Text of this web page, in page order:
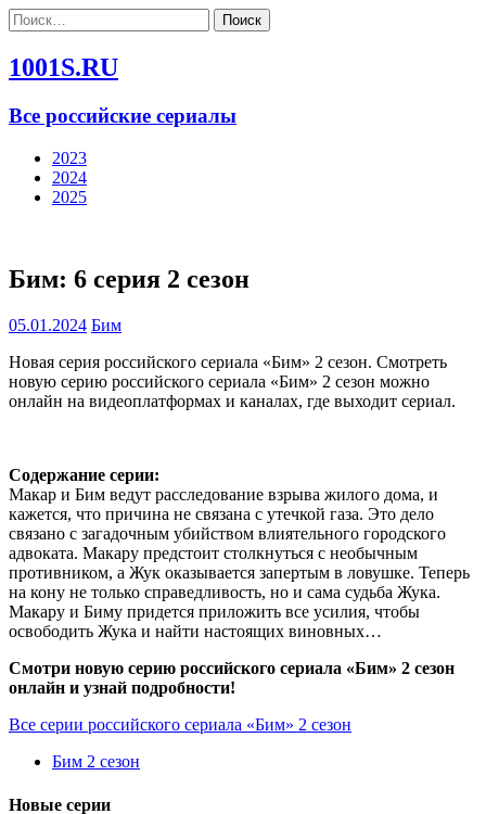
Найти:
1001S.RU
Все российские сериалы
2023
2024
2025
Бим: 6 серия 2 сезон
05.01.2024 Бим
Новая серия российского сериала «Бим» 2 сезон. Смотреть
новую серию российского сериала «Бим» 2 сезон можно
онлайн на видеоплатформах и каналах, где выходит сериал.
Содержание серии:
Макар и Бим ведут расследование взрыва жилого дома, и
кажется, что причина не связана с утечкой газа. Это дело
связано с загадочным убийством влиятельного городского
адвоката. Макару предстоит столкнуться с необычным
противником, а Жук оказывается запертым в ловушке. Теперь
на кону не только справедливость, но и сама судьба Жука.
Макару и Биму придется приложить все усилия, чтобы
освободить Жука и найти настоящих виновных…
Смотри новую серию российского сериала «Бим» 2 сезон
онлайн и узнай подробности!
Все серии российского сериала «Бим» 2 сезон
Бим 2 сезон
Новые серии